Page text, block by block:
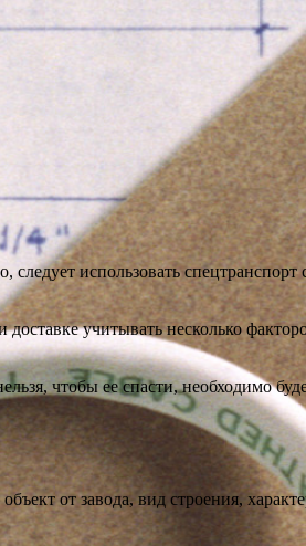
использовать спецтранспорт
учитывать несколько
чтобы ее спасти, необходимо
от завода, вид строения,